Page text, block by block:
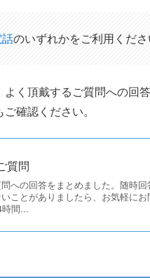
のいずれかをご利用くださ
よく頂戴するご質問への回
確認ください。
質問
への回答をまとめました。随時
ことがありましたら、お気軽にお
間...